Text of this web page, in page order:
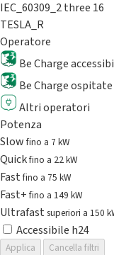
IEC_60309_2 three 16
TESLA_R
Operatore
Be Charge
Be Charge
Altri operatori
Potenza
Slowfino a 7 kW
Quickfino a 22 kW
Fastfino a 75 kW
Fast+fino a 149 kW
Ultrafast superiori a 150
Accessibile h24
Applica
Cancella filtri